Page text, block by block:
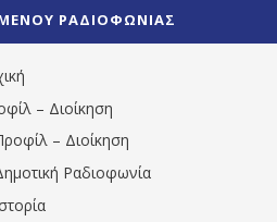
1531194763766854/" artist="" ]
ΡΑΔΙΟΦΩΝΙΑΣ
– Διοίκηση
– Διοίκηση
Ραδιοφωνία